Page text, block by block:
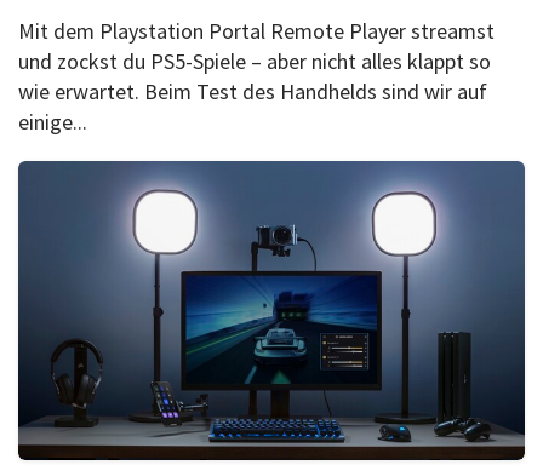
Mit dem Playstation Portal Remote Player streamst
und zockst du PS5-Spiele – aber nicht alles klappt so
wie erwartet. Beim Test des Handhelds sind wir auf
einige...